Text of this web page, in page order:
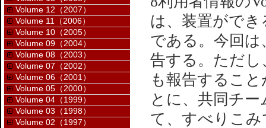
は、装置がで
である。今回
告する。ただ
も報告するこ
とに、共同チ
て、すべりこ
Volume 12（2007）
Volume 11（2006）
Volume 10（2005）
Volume 09（2004）
Volume 08（2003）
Volume 07（2002）
Volume 06（2001）
Volume 05（2000）
Volume 04（1999）
Volume 03（1998）
Volume 02（1997）